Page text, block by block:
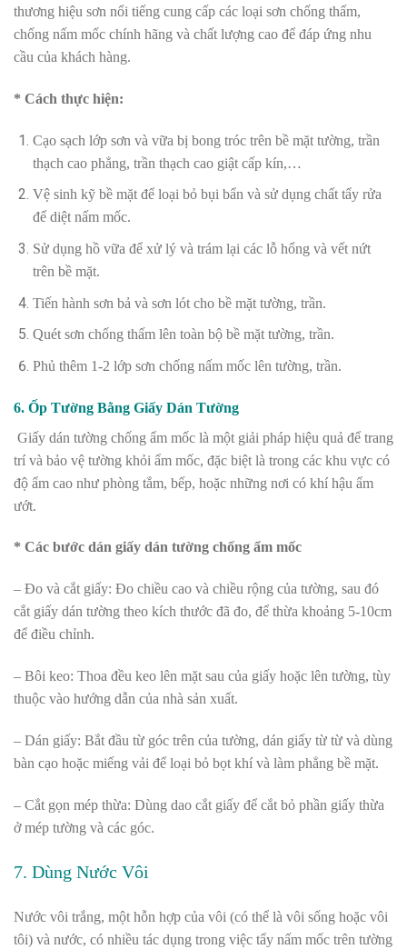
thương hiệu sơn nổi tiếng cung cấp các loại sơn chống thấm,
chống nấm mốc chính hãng và chất lượng cao để đáp ứng nhu
cầu của khách hàng.
* Cách thực hiện:
Cạo sạch lớp sơn và vữa bị bong tróc trên bề mặt tường, trần
thạch cao phẳng, trần thạch cao giật cấp kín,…
Vệ sinh kỹ bề mặt để loại bỏ bụi bẩn và sử dụng chất tẩy rửa
để diệt nấm mốc.
Sử dụng hồ vữa để xử lý và trám lại các lỗ hổng và vết nứt
trên bề mặt.
Tiến hành sơn bả và sơn lót cho bề mặt tường, trần.
Quét sơn chống thấm lên toàn bộ bề mặt tường, trần.
Phủ thêm 1-2 lớp sơn chống nấm mốc lên tường, trần.
6. Ốp Tường Bằng Giấy Dán Tường
Giấy dán tường chống ẩm mốc là một giải pháp hiệu quả để trang
trí và bảo vệ tường khỏi ẩm mốc, đặc biệt là trong các khu vực có
độ ẩm cao như phòng tắm, bếp, hoặc những nơi có khí hậu ẩm
ướt.
* Các bước dán giấy dán tường chống ẩm mốc
– Đo và cắt giấy: Đo chiều cao và chiều rộng của tường, sau đó
cắt giấy dán tường theo kích thước đã đo, để thừa khoảng 5-10cm
để điều chỉnh.
– Bôi keo: Thoa đều keo lên mặt sau của giấy hoặc lên tường, tùy
thuộc vào hướng dẫn của nhà sản xuất.
– Dán giấy: Bắt đầu từ góc trên của tường, dán giấy từ từ và dùng
bàn cạo hoặc miếng vải để loại bỏ bọt khí và làm phẳng bề mặt.
– Cắt gọn mép thừa: Dùng dao cắt giấy để cắt bỏ phần giấy thừa
ở mép tường và các góc.
7. Dùng Nước Vôi
Nước vôi trắng, một hỗn hợp của vôi (có thể là vôi sống hoặc vôi
tôi) và nước, có nhiều tác dụng trong việc tẩy nấm mốc trên tường